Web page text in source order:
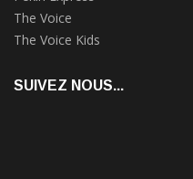
The Voice
The Voice Kids
SUIVEZ NOUS...